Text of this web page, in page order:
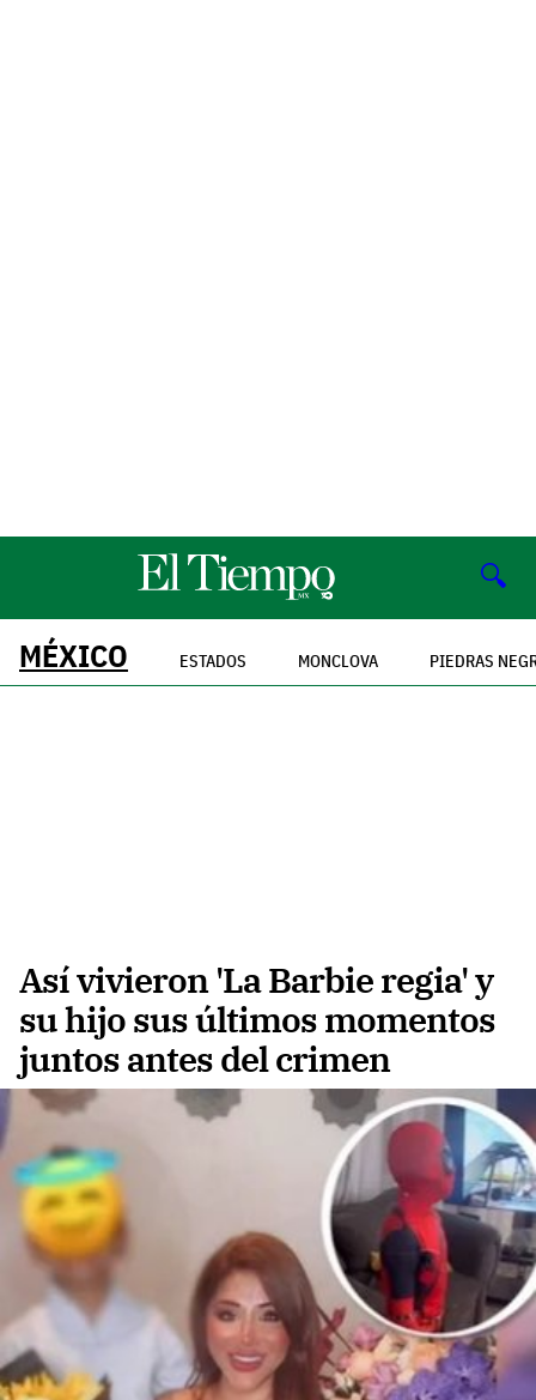
🔍
MÉXICO ESTADOS MONCLOVA PIEDRAS
Así vivieron 'La Barbie regia' y
su hijo sus últimos momentos
juntos antes del crimen